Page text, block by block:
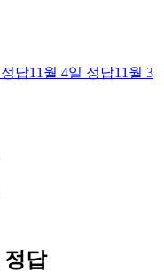
정답11월 4일 정답11월 3
정답